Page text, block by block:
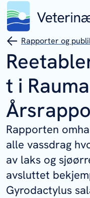
Rapporter og
t i
Rapporten
alle vassdrag
av laks og
avsluttet
Gyrodactylus